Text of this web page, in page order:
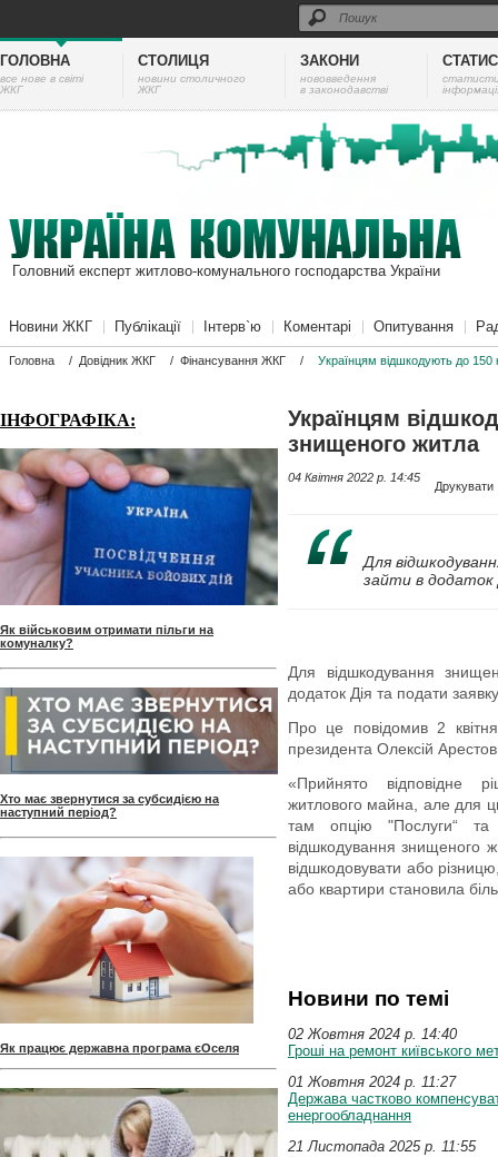
ГОЛОВНА
все нове в світі
ЖКГ
СТОЛИЦЯ
новини столичного
ЖКГ
ЗАКОНИ
нововведення
в законодавстві
Головний експерт житлово-комунального господарства України
Новини ЖКГ Публікації Інтерв`ю Коментарі Опитування
Головна / Довідник ЖКГ / Фінансування ЖКГ / Українцям відшкодують до
ІНФОГРАФІКА:
Як військовим отримати пільги на
комуналку?
Хто має звернутися за субсидією на
наступний період?
Як працює державна програма єОселя
Українцям
знищеного житла
04 Квітня 2022 p. 14:45
Друкувати
Для
зайти в додаток
Для відшкодування
додаток Дія та подати
Про це повідомив 2
президента Олексій
«Прийнято відповідне
житлового майна, але для
там опцію "Послуги“
відшкодування знищеного
відшкодовувати або
або квартири становила
Новини по темі
02 Жовтня 2024 p. 14:40
Гроші на ремонт київського
01 Жовтня 2024 p. 11:27
Держава частково
енергообладнання
21 Листопада 2025 p. 11:55